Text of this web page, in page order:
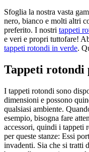
Sfoglia la nostra vasta
nero, bianco e molti altri
preferito. I nostri tappeti
e veri e propri tuttofare!
tappeti rotondi in verde.
Tappeti rotondi
I tappeti rotondi sono
dimensioni e possono
qualsiasi ambiente.
esempio, bisogna fare
accessori, quindi i tappeti
per queste stanze: Essi
invadenti. Sia che si tratti